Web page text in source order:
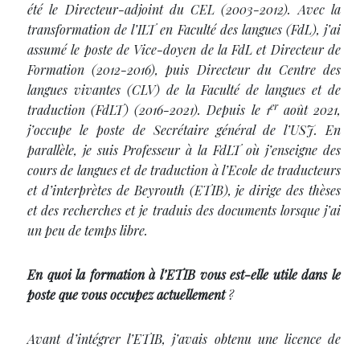
été le Directeur-adjoint du CEL (2003-2012). Avec la
transformation de l’ILT en Faculté des langues (FdL), j’ai
assumé le poste de Vice-doyen de la FdL et Directeur de
Formation (2012-2016), puis Directeur du Centre des
langues vivantes (CLV) de la Faculté de langues et de
traduction (FdLT) (2016-2021). Depuis le 1eraoût 2021,
j’occupe le poste de Secrétaire général de l’USJ. En
parallèle, je suis Professeur à la FdLT où j’enseigne des
cours de langues et de traduction à l’Ecole de traducteurs
et d’interprètes de Beyrouth (ETIB), je dirige des thèses
et des recherches et je traduis des documents lorsque j’ai
un peu de temps libre.
En quoi la formation à l’ETIB vous est-elle utile dans le
poste que vous occupez actuellement?
Avant d’intégrer l’ETIB, j’avais obtenu une licence de